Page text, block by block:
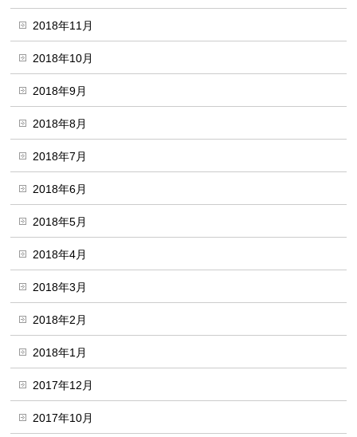
2018年11月
2018年10月
2018年9月
2018年8月
2018年7月
2018年6月
2018年5月
2018年4月
2018年3月
2018年2月
2018年1月
2017年12月
2017年10月